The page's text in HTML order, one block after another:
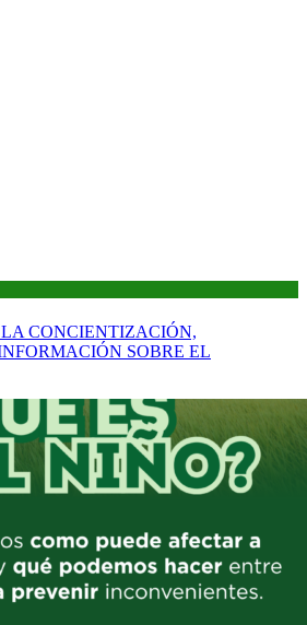
CONCIENTIZACIÓN,
SOBRE EL